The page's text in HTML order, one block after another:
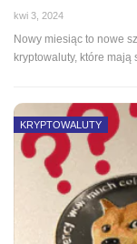
kwi 3, 2024
Nowy miesiąc to nowe
kryptowaluty, które
KRYPTOWALUTY